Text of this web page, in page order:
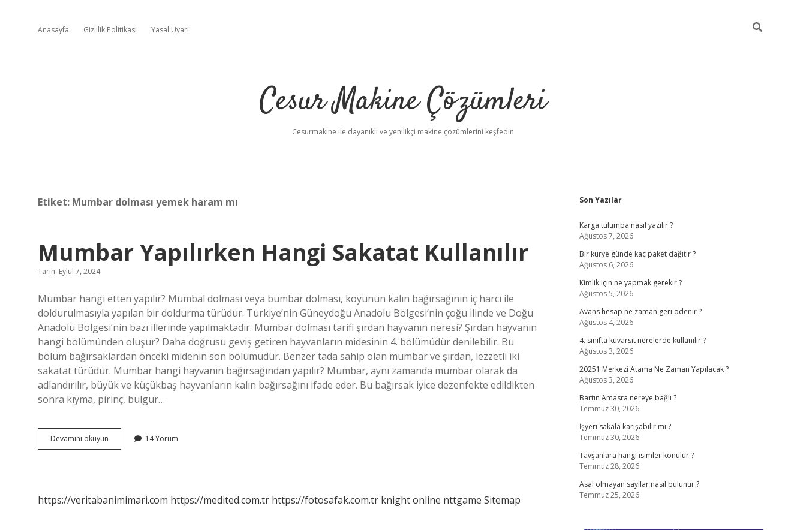
Anasayfa Gizlilik Politikası Yasal Uyarı
Cesur Makine Çözümleri
Cesurmakine ile dayanıklı ve yenilikçi makine çözümlerini keşfedin
Etiket: Mumbar dolması yemek haram mı
Mumbar Yapılırken Hangi Sakatat Kullanılır
Tarih: Eylül 7, 2024
Mumbar hangi etten yapılır? Mumbal dolması veya bumbar dolması, koyunun kalın bağırsağının iç harcı ile
doldurulmasıyla yapılan bir doldurma türüdür. Türkiye’nin Güneydoğu Anadolu Bölgesi’nin çoğu ilinde ve Doğu
Anadolu Bölgesi’nin bazı illerinde yapılmaktadır. Mumbar dolması tarifi şırdan hayvanın neresi? Şırdan hayvanın
hangi bölümünden oluşur? Daha doğrusu geviş getiren hayvanların midesinin 4. bölümüdür denilebilir. Bu
bölüm bağırsaklardan önceki midenin son bölümüdür. Benzer tada sahip olan mumbar ve şırdan, lezzetli iki
sakatat türüdür. Mumbar hangi hayvanın bağırsağından yapılır? Mumbar, aynı zamanda mumbar olarak da
adlandırılır, büyük ve küçükbaş hayvanların kalın bağırsağını ifade eder. Bu bağırsak iyice dezenfekte edildikten
sonra kıyma, pirinç, bulgur…
Devamını okuyun Mumbar
Yapılırken
14 Yorum
https://veritabanimimari.com https://medited.com.tr https://fotosafak.com.tr knight online nttgame Sitemap
Sidebar
Son Yazılar
Karga tulumba nasıl yazılır ?
Ağustos 7, 2026
Bir kurye günde kaç paket dağıtır ?
Ağustos 6, 2026
Kimlik için ne yapmak gerekir ?
Ağustos 5, 2026
Avans hesap ne zaman geri ödenir ?
Ağustos 4, 2026
4. sınıfta kuvarsit nerelerde kullanılır ?
Ağustos 3, 2026
20251 Merkezi Atama Ne Zaman Yapılacak ?
Ağustos 3, 2026
Bartın Amasra nereye bağlı ?
Temmuz 30, 2026
İşyeri sakala karışabilir mi ?
Temmuz 30, 2026
Tavşanlara hangi isimler konulur ?
Temmuz 28, 2026
Asal olmayan sayılar nasıl bulunur ?
Temmuz 25, 2026